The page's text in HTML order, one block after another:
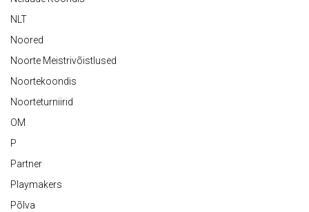
NLT
Noored
Noorte Meistrivõistlused
Noortekoondis
Noorteturniirid
OM
P
Partner
Playmakers
Põlva